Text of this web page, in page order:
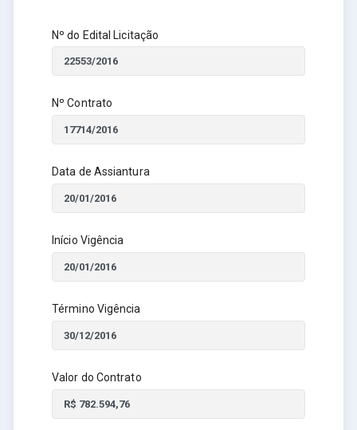
Nº do Edital Licitação
Nº Contrato
Data de Assiantura
Início Vigência
Término Vigência
Valor do Contrato